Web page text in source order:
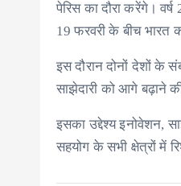
पेरिस का दौरा करेंगे।
19 फरवरी के बीच भारत
इस दौरान दोनों देशों के
साझेदारी को आगे बढ़ाने
इसका उद्देश्य इनोवेशन,
सहयोग के सभी क्षेत्रों में